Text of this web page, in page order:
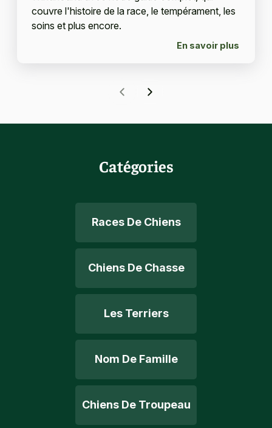
couvre l'histoire de la race, le tempérament, les
soins et plus encore.
En savoir plus
Catégories
Races De Chiens
Chiens De Chasse
Les Terriers
Nom De Famille
Chiens De Troupeau